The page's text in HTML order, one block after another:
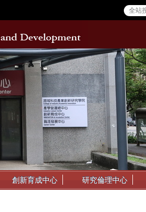
創新育成中心 研究倫理中心